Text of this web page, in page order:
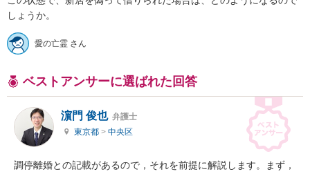
しょうか。
愛の亡霊 さん
ベストアンサーに選ばれた回答
濵門 俊也 弁護士
東京都 > 中央区
調停離婚との記載があるので，それを前提に解説します。まず，